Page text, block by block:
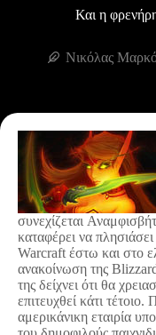
Και η
Νικόλας
συνεχίζεται
καταφέρει να
Warcraft έστω και στο
ανακοίνωση της
της δείχνει ότι θα
επιτευχθεί κάτι
αμερικάνικη εταιρία